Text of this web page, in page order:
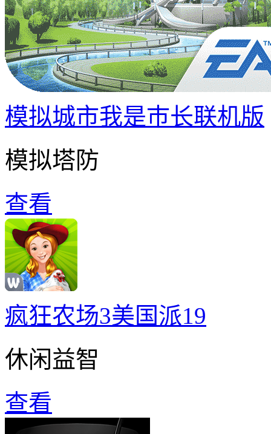
模拟城市我是巿长联机版
模拟塔防
查看
疯狂农场3美国派19
休闲益智
查看